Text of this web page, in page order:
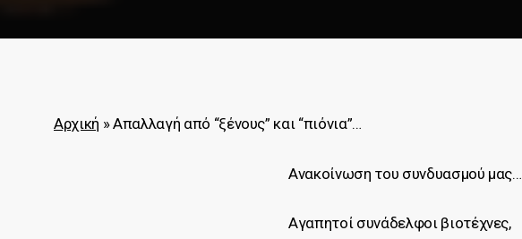
Αρχική »Απαλλαγή από “ξένους” και “πιόνια”…
Ανακοίνωση του συνδυασμού μας…
Αγαπητοί συνάδελφοι βιοτέχνες,